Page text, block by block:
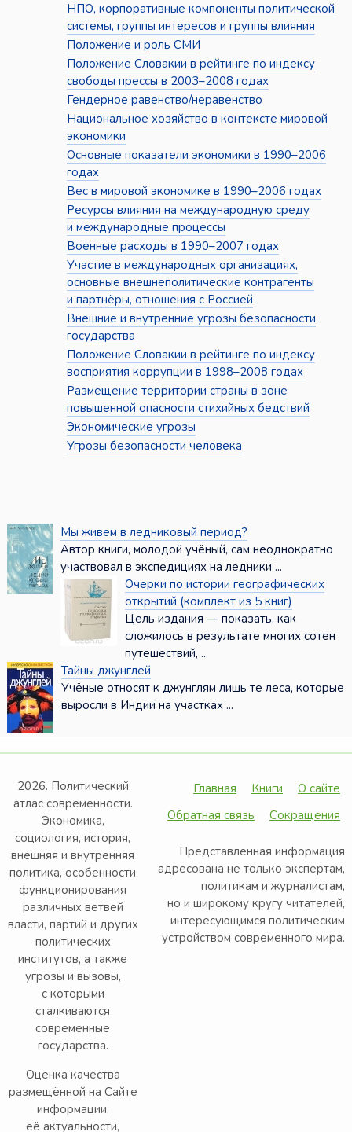
НПО, корпоративные компоненты политической
системы, группы интересов и группы влияния
Положение и роль СМИ
Положение Словакии в рейтинге по индексу
свободы прессы в 2003–2008 годах
Гендерное равенство/неравенство
Национальное хозяйство в контексте мировой
экономики
Основные показатели экономики в 1990–2006
годах
Вес в мировой экономике в 1990–2006 годах
Ресурсы влияния на международную среду
и международные процессы
Военные расходы в 1990–2007 годах
Участие в международных организациях,
основные внешнеполитические контрагенты
и партнёры, отношения с Россией
Внешние и внутренние угрозы безопасности
государства
Положение Словакии в рейтинге по индексу
восприятия коррупции в 1998–2008 годах
Размещение территории страны в зоне
повышенной опасности стихийных бедствий
Экономические угрозы
Угрозы безопасности человека
Мы живем в ледниковый период?
Автор книги, молодой учёный, сам неоднократно
участвовал в экспедициях на ледники ...
Очерки по истории географических
открытий (комплект из 5 книг)
Цель издания — показать, как
сложилось в результате многих сотен
путешествий, ...
Тайны джунглей
Учёные относят к джунглям лишь те леса, которые
выросли в Индии на участках ...
2026. Политический
атлас современности.
Экономика,
социология, история,
внешняя и внутренняя
политика, особенности
функционирования
различных ветвей
власти, партий и других
политических
институтов, а также
угрозы и вызовы,
с которыми
сталкиваются
современные
государства.
Оценка качества
размещённой на Сайте
информации,
её актуальности,
Главная Книги
О сайте
Обратная связь
Сокращения
Представленная информация
адресована не только экспертам,
политикам и журналистам,
но и широкому кругу читателей,
интересующимся политическим
устройством современного мира.